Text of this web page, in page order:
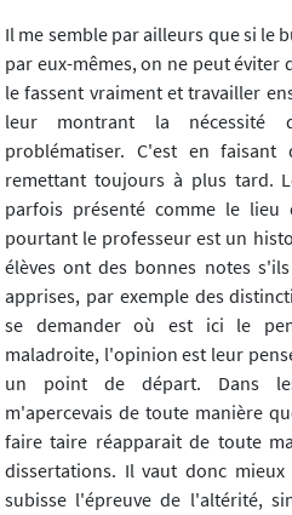
Il me semble par ailleurs que si le
par eux-mêmes, on ne peut éviter
le fassent vraiment et travailler
leur montrant la nécessité
problématiser. C'est en
remettant toujours à plus tard.
parfois présenté comme le
pourtant le professeur est un
élèves ont des bonnes notes
apprises, par exemple des
se demander où est ici le
maladroite, l'opinion est leur
un point de départ. Dans
m'apercevais de toute manière
faire taire réapparait de toute
dissertations. Il vaut donc
subisse l'épreuve de l'altérité,